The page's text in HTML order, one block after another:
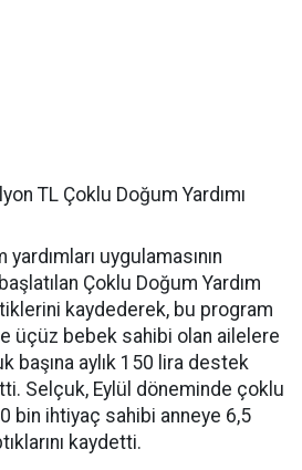
TL Çoklu Doğum Yardımı
uygulamasının
Çoklu Doğum Yardım
kaydederek, bu program
üçüz bebek sahibi olan ailelere
başına aylık 150 lira destek
Selçuk, Eylül döneminde çoklu
bin ihtiyaç sahibi anneye 6,5
kaydetti.